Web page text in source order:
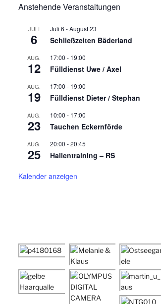
Anstehende Veranstaltungen
JULI
6
Juli 6 -August 23
Schließzeiten Bäderland
AUG.
12
17:00 - 19:00
Fülldienst Uwe / Axel
AUG.
19
17:00 - 19:00
Fülldienst Dieter / Stephan
AUG.
23
10:00 - 17:00
Tauchen Eckernförde
AUG.
25
20:00 -20:45
Hallentraining – RS
Kalender anzeigen